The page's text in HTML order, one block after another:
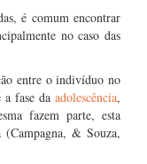
é comum encontrar
no caso das
entre o indivíduo no
fase da adolescência,
fazem parte, esta
(Campagna, & Souza,